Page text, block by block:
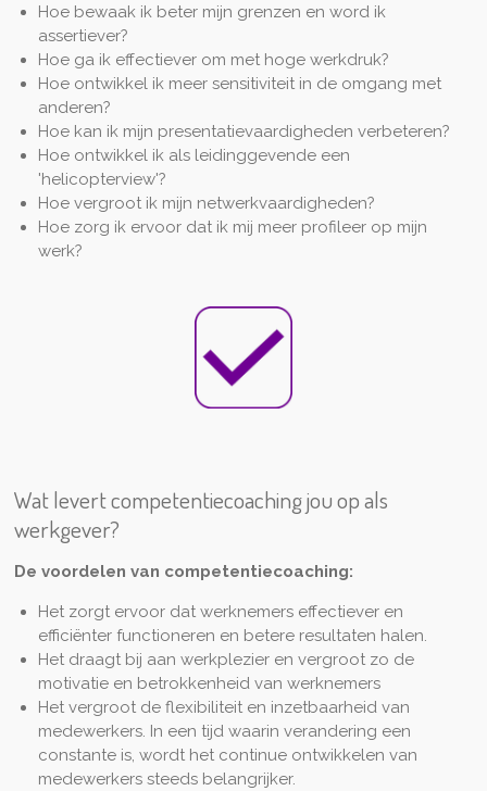
Hoe bewaak ik beter mijn grenzen en word ik
assertiever?
Hoe ga ik effectiever om met hoge werkdruk?
Hoe ontwikkel ik meer sensitiviteit in de omgang met
anderen?
Hoe kan ik mijn presentatievaardigheden verbeteren?
Hoe ontwikkel ik als leidinggevende een
'helicopterview'?
Hoe vergroot ik mijn netwerkvaardigheden?
Hoe zorg ik ervoor dat ik mij meer profileer op mijn
werk?
Wat levert competentiecoaching jou op als
werkgever?
De voordelen van competentiecoaching:
Het zorgt ervoor dat werknemers effectiever en
efficiënter functioneren en betere resultaten halen.
Het draagt bij aan werkplezier en vergroot zo de
motivatie en betrokkenheid van werknemers
Het vergroot de flexibiliteit en inzetbaarheid van
medewerkers. In een tijd waarin verandering een
constante is, wordt het continue ontwikkelen van
medewerkers steeds belangrijker.